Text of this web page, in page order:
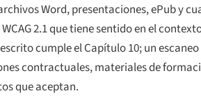
Word, presentaciones, ePub y
2.1 que tiene sentido en el
cumple el Capítulo 10; un
contractuales, materiales de
que aceptan.